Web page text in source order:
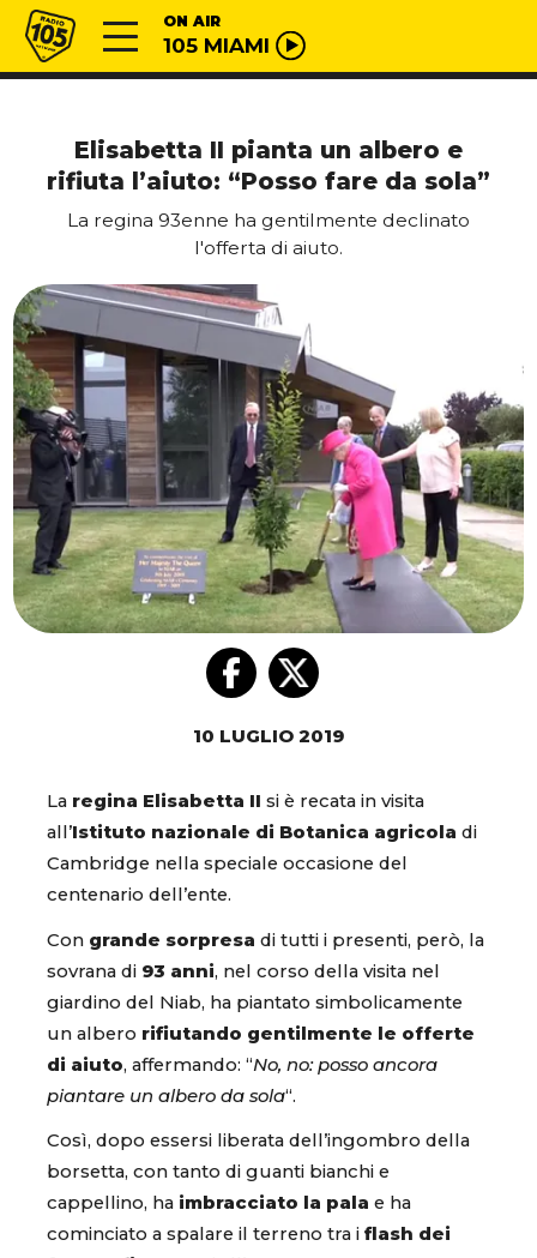
Vai al contenuto
Radio 105 ON AIR
105 MIAMI
Elisabetta II pianta un albero e
rifiuta l’aiuto: “Posso fare da sola”
La regina 93enne ha gentilmente declinato
l'offerta di aiuto.
10 LUGLIO 2019
La regina Elisabetta II si è recata in visita
all’Istituto nazionale di Botanica agricola di
Cambridge nella speciale occasione del
centenario dell’ente.
Con grande sorpresa di tutti i presenti, però, la
sovrana di 93 anni, nel corso della visita nel
giardino del Niab, ha piantato simbolicamente
un albero rifiutando gentilmente le offerte
di aiuto, affermando: “No, no: posso ancora
piantare un albero da sola“.
Così, dopo essersi liberata dell’ingombro della
borsetta, con tanto di guanti bianchi e
cappellino, ha imbracciato la pala e ha
cominciato a spalare il terreno tra i flash dei